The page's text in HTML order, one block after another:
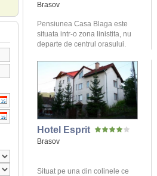
Brasov
Pensiunea Casa Blaga este
situata intr-o zona linistita, nu
departe de centrul orasului.
Hotel Esprit
Brasov
Situat pe una din colinele ce